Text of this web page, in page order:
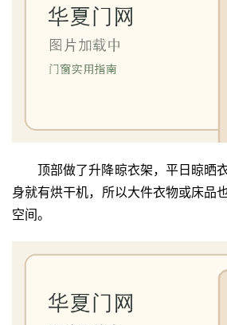
顶部做了升降晾衣架，平日晾晒
身就有烘干机，所以大件衣物或床品
空间。